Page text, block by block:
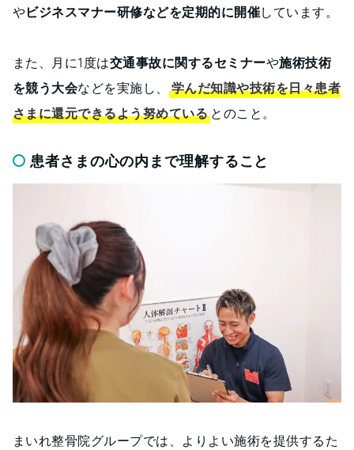
やビジネスマナー研修などを定期的に開催しています。
また、月に1度は交通事故に関するセミナーや施術技術
を競う大会などを実施し、
学んだ知識や技術を日々患者
さまに還元できるよう努めている とのこと。
患者さまの心の内まで理解すること
まいれ整骨院グループでは、よりよい施術を提供するた